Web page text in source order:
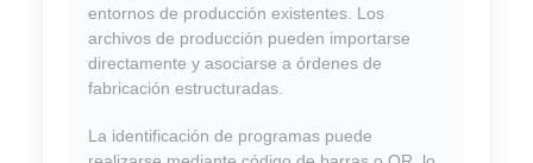
entornos de producción existentes. Los
archivos de producción pueden importarse
directamente y asociarse a órdenes de
fabricación estructuradas.
La identificación de programas puede